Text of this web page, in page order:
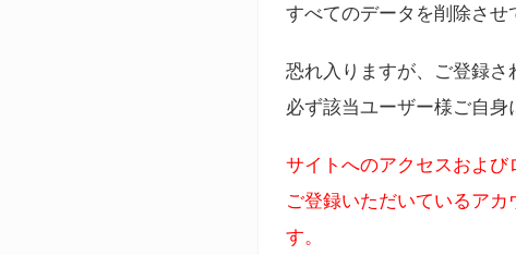
すべてのデータを削除させ
恐れ入りますが、ご登録
必ず該当ユーザー様ご自身
サイトへのアクセスおよび
ご登録いただいているア
す。